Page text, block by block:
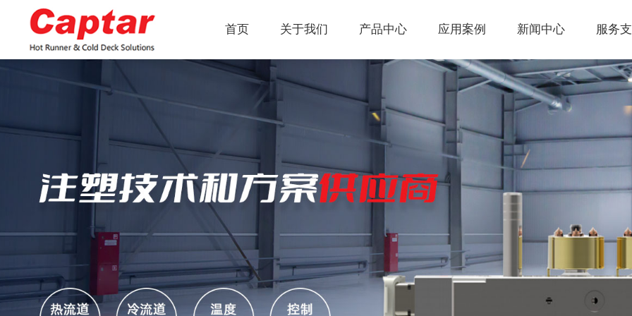
首页 关于我们 产品中心 应用案例 新闻中心 服务